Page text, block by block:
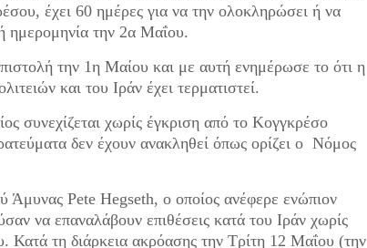
έχει 60 ημέρες για να την ολοκληρώσει ή να
ημερομηνία την 2α Μαΐου.
την 1η Μαίου και με αυτή ενημέρωσε το ότι η
και του Ιράν έχει τερματιστεί.
συνεχίζεται χωρίς έγκριση από το Κογγκρέσο
δεν έχουν ανακληθεί όπως ορίζει ο Νόμος
Άμυνας Pete Hegseth, ο οποίος ανέφερε ενώπιον
να επαναλάβουν επιθέσεις κατά του Ιράν χωρίς
Κατά τη διάρκεια ακρόασης την Τρίτη 12 Μαΐου (την